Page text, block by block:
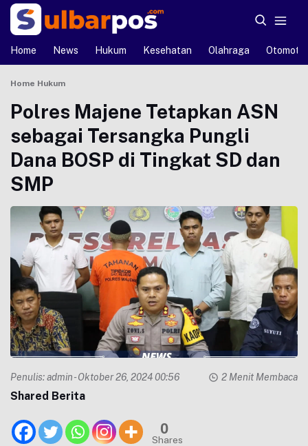
Home News Hukum Kesehatan Olahraga Otomotif
Home Hukum
Polres Majene Tetapkan ASN
sebagai Tersangka Pungli
Dana BOSP di Tingkat SD dan
SMP
Penulis:admin- Oktober 26, 2024 00:56 2 Menit Membaca
Shared Berita
0
Shares